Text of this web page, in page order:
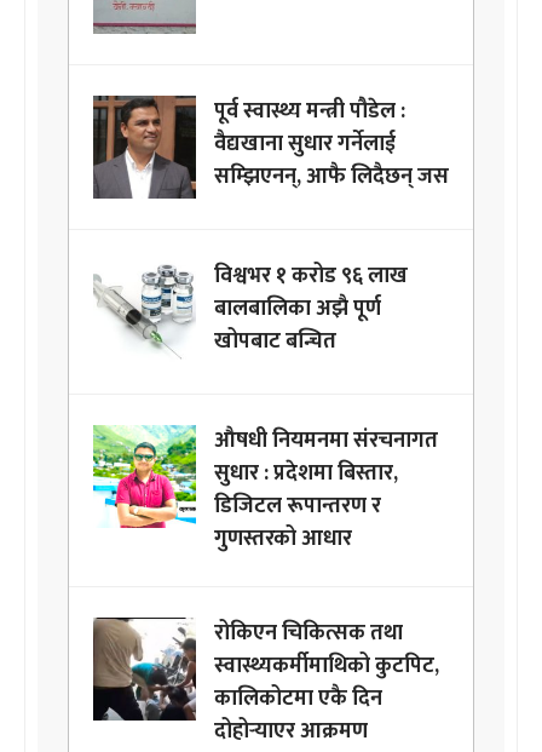
पूर्व स्वास्थ्य मन्त्री पौडेल :
वैद्यखाना सुधार गर्नेलाई
सम्झिएनन्, आफै लिदैछन् जस
विश्वभर १ करोड ९६ लाख
बालबालिका अझै पूर्ण
खोपबाट बन्चित
औषधी नियमनमा संरचनागत
सुधार : प्रदेशमा बिस्तार,
डिजिटल रूपान्तरण र
गुणस्तरको आधार
रोकिएन चिकित्सक तथा
स्वास्थ्यकर्मीमाथिको कुटपिट,
कालिकोटमा एकै दिन
दोहोर्‍याएर आक्रमण